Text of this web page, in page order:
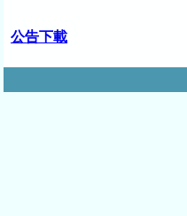
公告下載